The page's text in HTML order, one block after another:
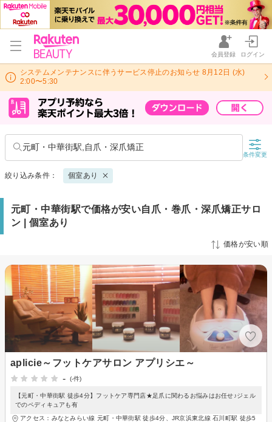
会員登録 ログイン
システムメンテナンスに伴うサービス停止のお知らせ 8月12日 (水)
2:00〜5:30
元町・中華街駅,自爪・深爪矯正
条件変更
絞り込み条件： 個室あり
元町・中華街駅で価格が安い自爪・巻爪・深爪矯正サロ
ン | 個室あり
価格が安い順
aplicie～フットケアサロン アプリシエ～
-
(-件)
【元町・中華街駅 徒歩4分】フットケア専門店★足爪に関わるお悩みはお任せ♪ジェル
でのペディキュアも有
アクセス：みなとみらい線 元町・中華街駅 徒歩4分、JR京浜東北線 石川町駅 徒歩5